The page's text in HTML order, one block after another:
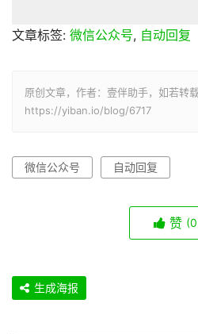
文章标签: 微信公众号, 自动回复
原创文章，作者：壹伴助手，如若转
https://yiban.io/blog/6717
微信公众号 自动回复
赞
生成海报